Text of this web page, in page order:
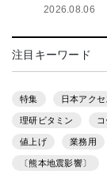
2026.08.06
注目キーワード
特集 日本アクセ
理研ビタミン
値上げ 業務用
〔熊本地震影響〕